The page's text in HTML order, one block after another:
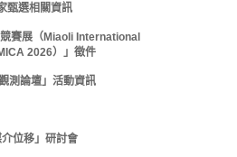
甄選相關資訊
競賽展（Miaoli International
2026）」徵件
測論壇」活動資訊
位移」研討會